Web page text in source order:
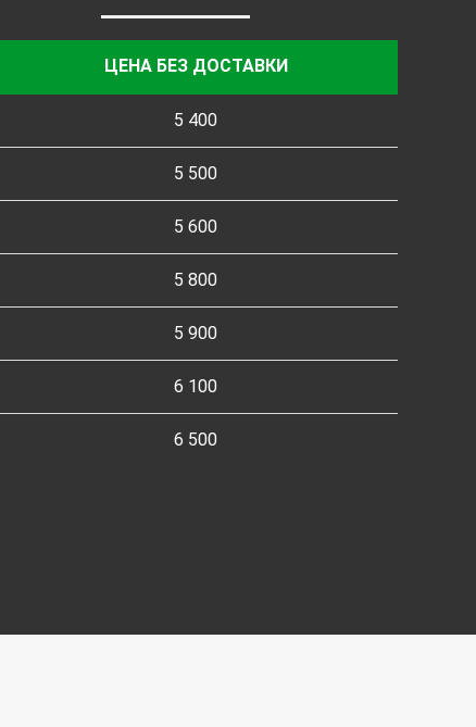
ЦЕНА БЕЗ ДОСТАВКИ
5 400
5 500
5 600
5 800
5 900
6 100
6 500